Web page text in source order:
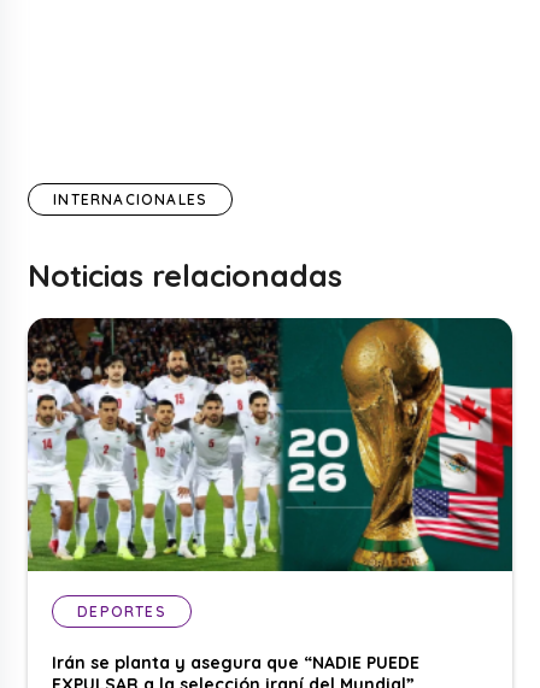
INTERNACIONALES
Noticias relacionadas
DEPORTES
Irán se planta y asegura que “NADIE PUEDE